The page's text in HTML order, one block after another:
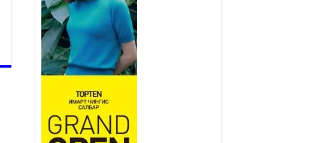
Монгол адууны үнэ цэнийг
дэлхийд сурталчлах “Дэлхийн
адууны өдөр”-т 15000 морьтон
оролцож байна
2026 оны 7 сар 15 / 11 цаг 51 минут
Шагайн харвааны насанд хүрэгчдийн багийн
шилдгүүд шалгарав
2026 оны 7 сар 15 / 11 цаг 45 минут
Үндэсний их баяр наадмын сур харвааны
шагналыг нийслэлийн Засаг дарга бөгөөд